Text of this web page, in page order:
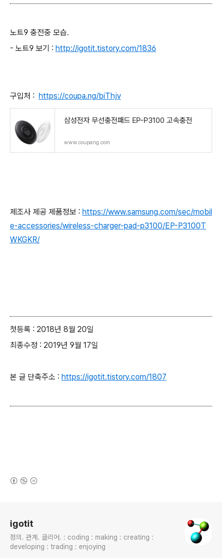
노트9 충전중 모습.
- 노트9 보기 : http://igotit.tistory.com/1836
구입처 : https://coupa.ng/biThjv
삼성전자 무선충전패드 EP-P3100 고속충전
www.coupang.com
제조사 제공 제품정보 : https://www.samsung.com/sec/mobil
e-accessories/wireless-charger-pad-p3100/EP-P3100T
WKGKR/
첫등록 : 2018년 8월 20일
최종수정 : 2019년 9월 17일
본 글 단축주소 : https://igotit.tistory.com/1807
igotit
정의. 관계. 클리어. : coding : making : creating :
developing : trading : enjoying